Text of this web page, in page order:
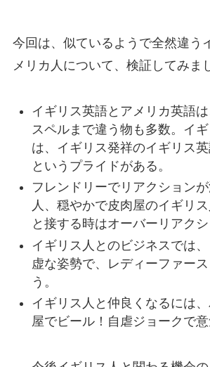
今回は、似ているようで全然違う
メリカ人について、検証してみま
イギリス英語とアメリカ英語は
スペルまで違う物も多数。イ
は、イギリス発祥のイギリス
というプライドがある。
フレンドリーでリアクション
人、穏やかで皮肉屋のイギリ
と接する時はオーバーリアクシ
イギリス人とのビジネスでは
虚な姿勢で、レディーファー
う。
イギリス人と仲良くなるには
屋でビール！自虐ジョークで意